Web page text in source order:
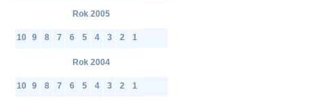
Rok 2005
10 9 8 7 6 5 4 3 2 1
Rok 2004
10 9 8 7 6 5 4 3 2 1